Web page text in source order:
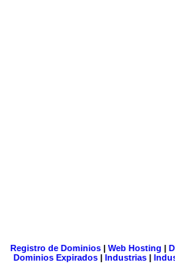
Registro de Dominios| Web Hosting |
Dominios Expirados | Industrias |